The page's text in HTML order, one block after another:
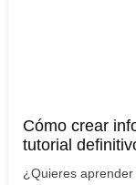
Cómo crear
tutorial
¿Quieres